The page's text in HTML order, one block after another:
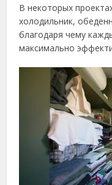
В некоторых
холодильник,
благодаря чему
максимально